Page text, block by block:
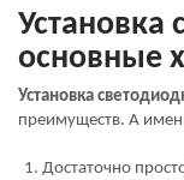
Установка
основные
Установка
преимуществ. А
Достаточно